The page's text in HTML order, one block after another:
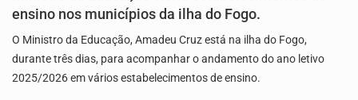
ensino nos municípios da ilha do Fogo.
O Ministro da Educação, Amadeu Cruz está na ilha do Fogo,
durante três dias, para acompanhar o andamento do ano letivo
2025/2026 em vários estabelecimentos de ensino.